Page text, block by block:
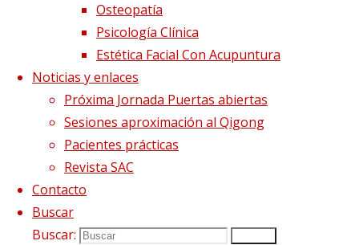
Osteopatía
Psicología Clínica
Estética Facial Con Acupuntura
Noticias y enlaces
Próxima Jornada Puertas abiertas
Sesiones aproximación al Qigong
Pacientes prácticas
Revista SAC
Contacto
Buscar
Buscar: